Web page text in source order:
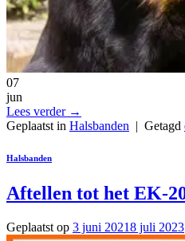
07
jun
Lees verder →
Geplaatst in Halsbanden | Getagd
Halsbanden
Aftellen tot het EK-
Geplaatst op 3 juni 20218 juli 2023